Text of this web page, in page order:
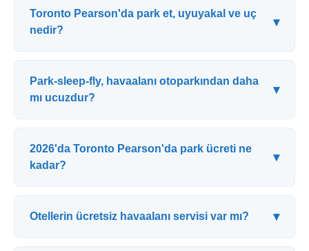
Toronto Pearson'da park et, uyuyakal ve uç
nedir?
▾
Park-sleep-fly, havaalanı otoparkından daha
mı ucuzdur?
▾
2026'da Toronto Pearson'da park ücreti ne
kadar?
▾
Otellerin ücretsiz havaalanı servisi var mı? ▾